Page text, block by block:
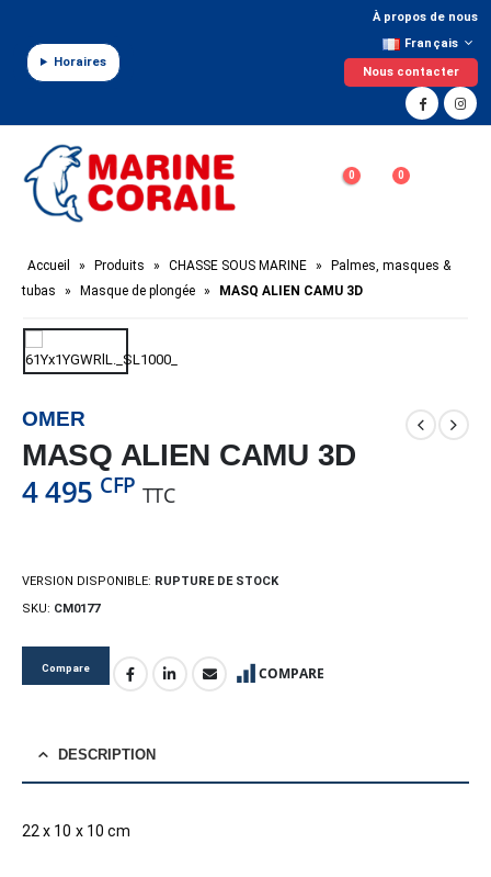
Horaires
À propos de nous
Français
Nous contacter
0 0
Accueil » Produits » CHASSE SOUS MARINE »
Palmes, masques &
tubas
» Masque de plongée » MASQ ALIEN CAMU 3D
OMER
MASQ ALIEN CAMU 3D
4 495 CFP TTC
VERSION DISPONIBLE: RUPTURE DE STOCK
SKU: CM0177
Compare COMPARE
DESCRIPTION
22 x 10 x 10 cm